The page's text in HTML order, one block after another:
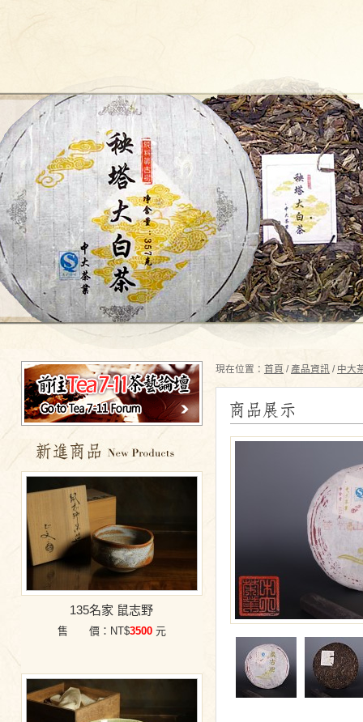
135名家 鼠志野
售 價：NT$3500 元
現在位置： 首頁 / 產品資訊 / 中大